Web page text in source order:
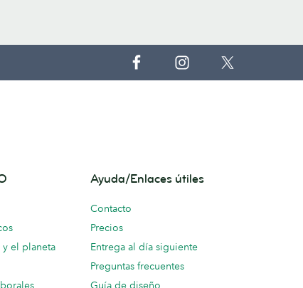
el planeta
Ayuda/Enlaces útiles
Contacto
Precios
Entrega al día siguiente
Preguntas frecuentes
Guía de diseño